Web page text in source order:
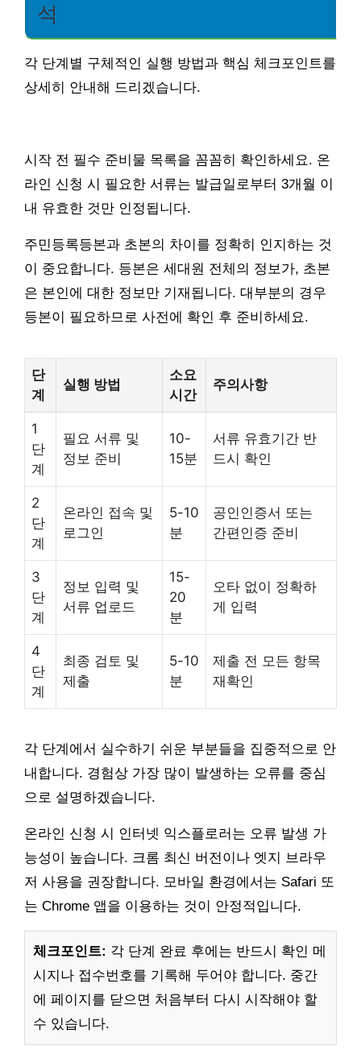
석
각 단계별 구체적인 실행 방법과 핵심 체크포인트를
상세히 안내해 드리겠습니다.
시작 전 필수 준비물 목록을 꼼꼼히 확인하세요. 온
라인 신청 시 필요한 서류는 발급일로부터 3개월 이
내 유효한 것만 인정됩니다.
주민등록등본과 초본의 차이를 정확히 인지하는 것
이 중요합니다. 등본은 세대원 전체의 정보가, 초본
은 본인에 대한 정보만 기재됩니다. 대부분의 경우
등본이 필요하므로 사전에 확인 후 준비하세요.
단
계
실행 방법
소요
시간
주의사항
1
단
계
필요 서류 및
정보 준비
10-
15분
서류 유효기간 반
드시 확인
2
단
계
온라인 접속 및
로그인
5-10
분
공인인증서 또는
간편인증 준비
3
단
계
정보 입력 및
서류 업로드
15-
20
분
오타 없이 정확하
게 입력
4
단
계
최종 검토 및
제출
5-10
분
제출 전 모든 항목
재확인
각 단계에서 실수하기 쉬운 부분들을 집중적으로 안
내합니다. 경험상 가장 많이 발생하는 오류를 중심
으로 설명하겠습니다.
온라인 신청 시 인터넷 익스플로러는 오류 발생 가
능성이 높습니다. 크롬 최신 버전이나 엣지 브라우
저 사용을 권장합니다. 모바일 환경에서는 Safari 또
는 Chrome 앱을 이용하는 것이 안정적입니다.
체크포인트: 각 단계 완료 후에는 반드시 확인 메
시지나 접수번호를 기록해 두어야 합니다. 중간
에 페이지를 닫으면 처음부터 다시 시작해야 할
수 있습니다.